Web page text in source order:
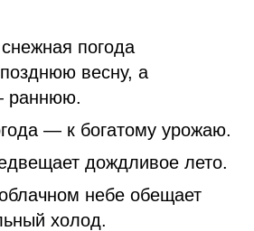
погода
весну, а
раннюю.
— к богатому урожаю.
дождливое лето.
небе обещает
холод.